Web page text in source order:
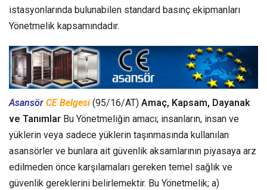
istasyonlarında bulunabilen standard basınç ekipmanları
Yönetmelik kapsamındadır.
Asansör CE Belgesi (95/16/AT) Amaç, Kapsam, Dayanak
ve Tanımlar Bu Yönetmeliğin amacı; insanların, insan ve
yüklerin veya sadece yüklerin taşınmasında kullanılan
asansörler ve bunlara ait güvenlik aksamlarının piyasaya arz
edilmeden önce karşılamaları gereken temel sağlık ve
güvenlik gereklerini belirlemektir. Bu Yönetmelik; a)